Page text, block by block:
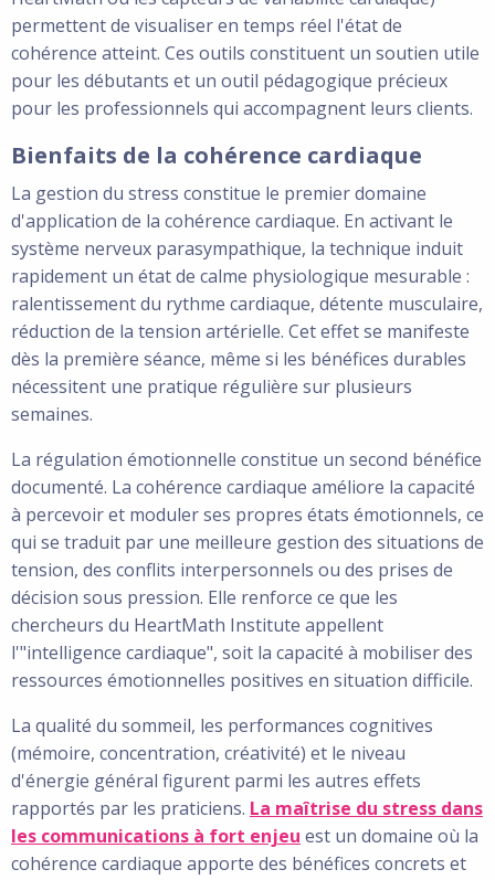
permettent de visualiser en temps réel l'état de
cohérence atteint. Ces outils constituent un soutien utile
pour les débutants et un outil pédagogique précieux
pour les professionnels qui accompagnent leurs clients.
Bienfaits de la cohérence cardiaque
La gestion du stress constitue le premier domaine
d'application de la cohérence cardiaque. En activant le
système nerveux parasympathique, la technique induit
rapidement un état de calme physiologique mesurable :
ralentissement du rythme cardiaque, détente musculaire,
réduction de la tension artérielle. Cet effet se manifeste
dès la première séance, même si les bénéfices durables
nécessitent une pratique régulière sur plusieurs
semaines.
La régulation émotionnelle constitue un second bénéfice
documenté. La cohérence cardiaque améliore la capacité
à percevoir et moduler ses propres états émotionnels, ce
qui se traduit par une meilleure gestion des situations de
tension, des conflits interpersonnels ou des prises de
décision sous pression. Elle renforce ce que les
chercheurs du HeartMath Institute appellent
l'"intelligence cardiaque", soit la capacité à mobiliser des
ressources émotionnelles positives en situation difficile.
La qualité du sommeil, les performances cognitives
(mémoire, concentration, créativité) et le niveau
d'énergie général figurent parmi les autres effets
rapportés par les praticiens. La maîtrise du stress dans
les communications à fort enjeu est un domaine où la
cohérence cardiaque apporte des bénéfices concrets et